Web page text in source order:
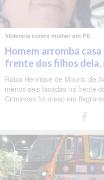
Violência contra mulher em PE
Homem arromba
frente dos filhos dela,
Raiza Henrique de Moura, de
menos seis facadas na frente
Criminoso foi preso em